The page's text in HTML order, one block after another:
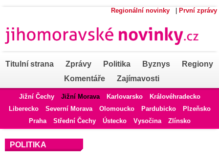
Regionální novinky První zprávy
Titulní strana Zprávy Politika Byznys
Regiony
Komentáře
Zajímavosti
Jižní Čechy Jižní Morava Karlovarsko
Královéhradecko
Liberecko
Severní Morava Olomoucko Pardubicko
Plzeňsko
Praha
Střední Čechy Ústecko Vysočina Zlínsko
POLITIKA